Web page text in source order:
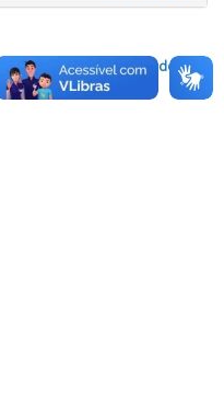
os direitos reservados.